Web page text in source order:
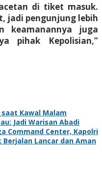
di tiket masuk.
jadi pengunjung lebih
keamanannya juga
pihak Kepolisian,”
Kawal Malam
Jadi Warisan Abadi
Command Center, Kapolri
Lancar dan Aman